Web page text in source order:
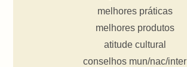
melhores práticas
melhores produtos
atitude cultural
conselhos mun/nac/inter